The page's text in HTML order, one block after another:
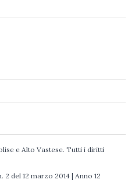
e Alto Vastese. Tutti i diritti
del 12 marzo 2014 | Anno 12